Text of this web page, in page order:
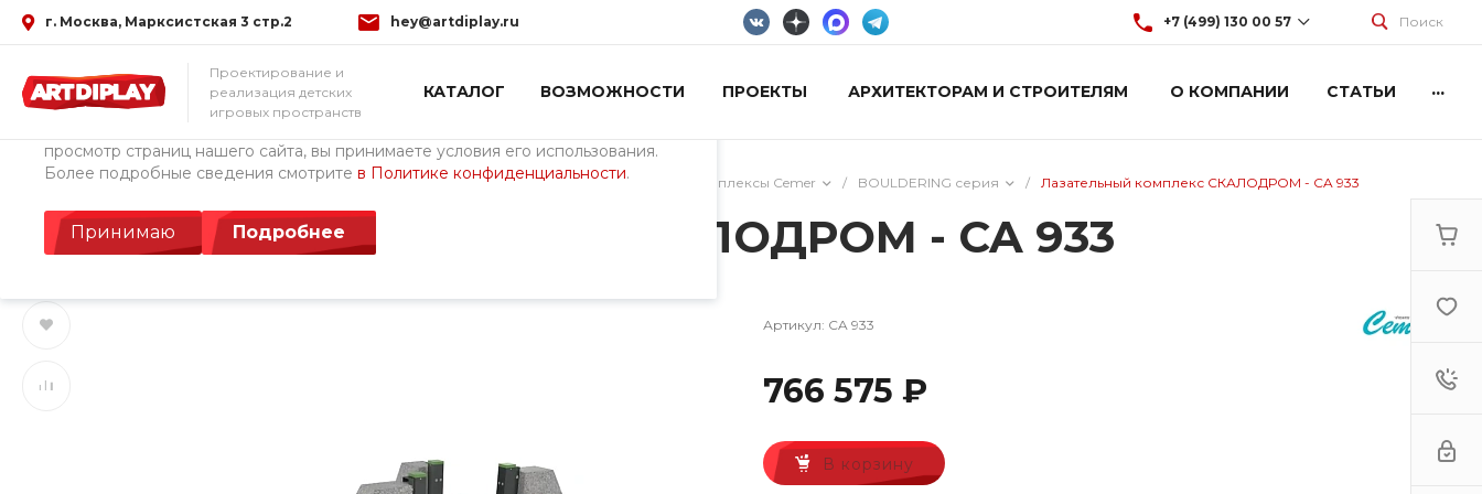
Использование файлов Cookie
Мы используем файлы cookie, разработанные нашими специалистами и
просмотр страниц нашего сайта, вы принимаете условия его использования.
Более подробные сведения смотрите в Политике конфиденциальности.
Принимаю Подробнее
г. Москва, Марксистская 3 стр.2 hey@artdiplay.ru +7 (499) 130 00 57 Поиск
Проектирование и
реализация детских
игровых пространств
КАТАЛОГ ВОЗМОЖНОСТИ ПРОЕКТЫ АРХИТЕКТОРАМ И СТРОИТЕЛЯМ О КОМПАНИИ СТАТЬИ ...
Главная / Каталог товаров / Детские площадки Cemer (Турция) / Лазательные игровые комплексы Cemer / BOULDERING серия / Лазательный комплекс СКАЛОДРОМ - CA 933
Лазательный комплекс СКАЛОДРОМ - CA 933
Артикул: CA 933
766 575 ₽
В корзину